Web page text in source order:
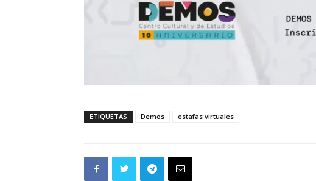
ETIQUETAS Demos estafas virtuales